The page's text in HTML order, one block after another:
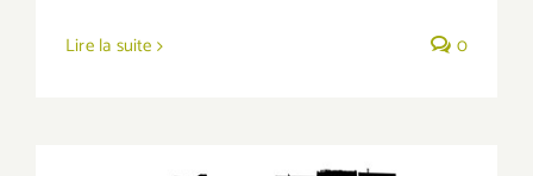
Lire la suite 0